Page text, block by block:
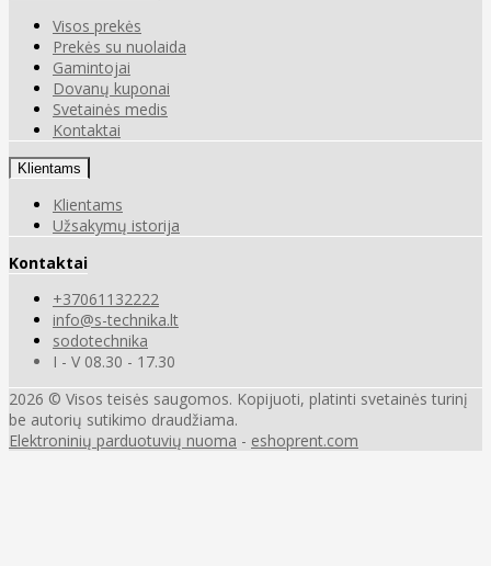
Visos prekės
Prekės su nuolaida
Gamintojai
Dovanų kuponai
Svetainės medis
Kontaktai
Klientams
Klientams
Užsakymų istorija
Kontaktai
+37061132222
info@s-technika.lt
sodotechnika
I - V 08.30 - 17.30
2026 © Visos teisės saugomos. Kopijuoti, platinti svetainės turinį
be autorių sutikimo draudžiama.
Elektroninių parduotuvių nuoma - eshoprent.com